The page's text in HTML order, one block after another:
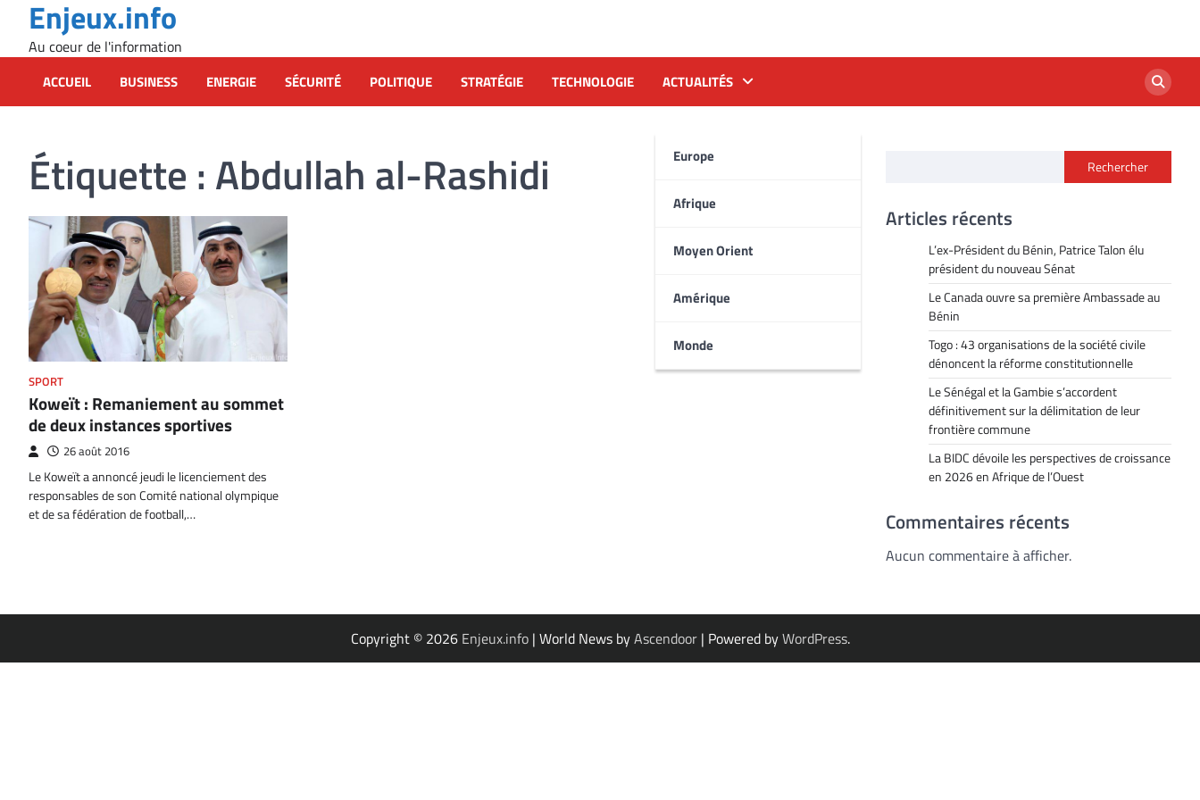
content
Enjeux.info
Au coeur de l'information
ACCUEIL BUSINESS ENERGIE SÉCURITÉ POLITIQUE STRATÉGIE TECHNOLOGIE ACTUALITÉS
Europe
Afrique
Moyen Orient
Amérique
Monde
Étiquette : Abdullah al-Rashidi
SPORT
Koweït : Remaniement au sommet
de deux instances sportives
26 août 2016
Le Koweït a annoncé jeudi le licenciement des
responsables de son Comité national olympique
et de sa fédération de football,…
Rechercher
Articles récents
L’ex-Président du Bénin, Patrice Talon élu
président du nouveau Sénat
Le Canada ouvre sa première Ambassade au
Bénin
Togo : 43 organisations de la société civile
dénoncent la réforme constitutionnelle
Le Sénégal et la Gambie s’accordent
définitivement sur la délimitation de leur
frontière commune
La BIDC dévoile les perspectives de croissance
en 2026 en Afrique de l’Ouest
Commentaires récents
Aucun commentaire à afficher.
Copyright © 2026 Enjeux.info| World News byAscendoor| Powered byWordPress.